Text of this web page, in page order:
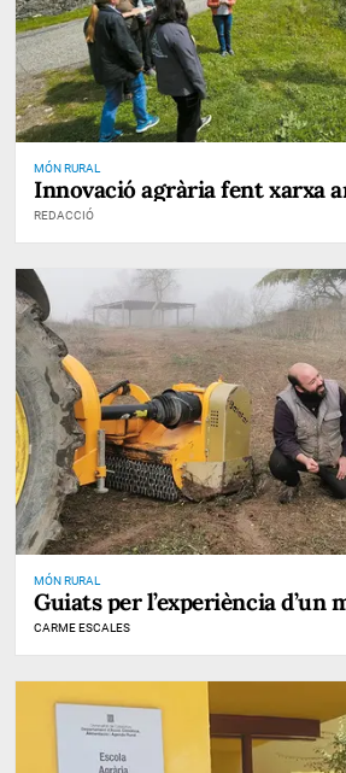
MÓN RURAL
Innovació agrària fent xarxa
REDACCIÓ
MÓN RURAL
Guiats per l’experiència d’un
CARME ESCALES